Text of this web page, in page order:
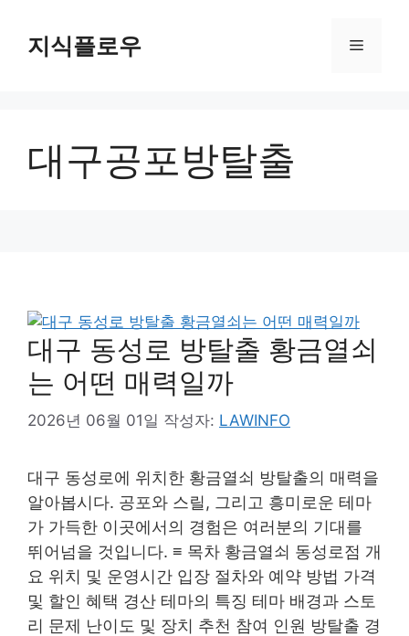
지식플로우 메
대구공포방탈출
대구 동성로 방탈출 황금열쇠
는 어떤 매력일까
2026년 06월 01일 작성자: LAWINFO
대구 동성로에 위치한 황금열쇠 방탈출의 매력을
알아봅시다. 공포와 스릴, 그리고 흥미로운 테마
가 가득한 이곳에서의 경험은 여러분의 기대를
뛰어넘을 것입니다. ≡ 목차 황금열쇠 동성로점 개
요 위치 및 운영시간 입장 절차와 예약 방법 가격
및 할인 혜택 경산 테마의 특징 테마 배경과 스토
리 문제 난이도 및 장치 추천 참여 인원 방탈출 경